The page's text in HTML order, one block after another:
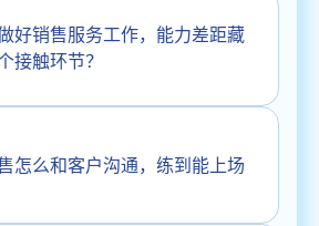
好销售服务工作，能力差距藏
接触环节？
怎么和客户沟通，练到能上场